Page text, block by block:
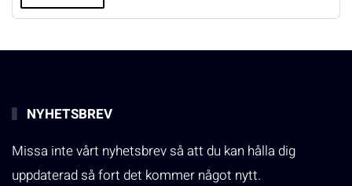
NYHETSBREV
Missa inte vårt nyhetsbrev så att du kan hålla dig
uppdaterad så fort det kommer något nytt.